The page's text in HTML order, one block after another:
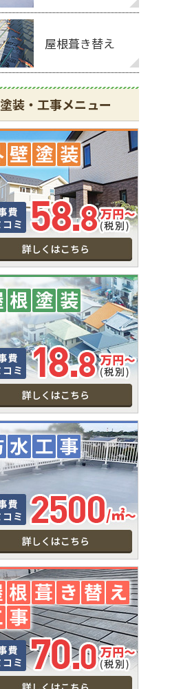
屋根葺き替え
塗装・工事メニュー